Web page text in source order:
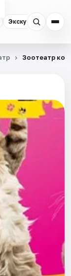
Экскурсии
Зоотеатр